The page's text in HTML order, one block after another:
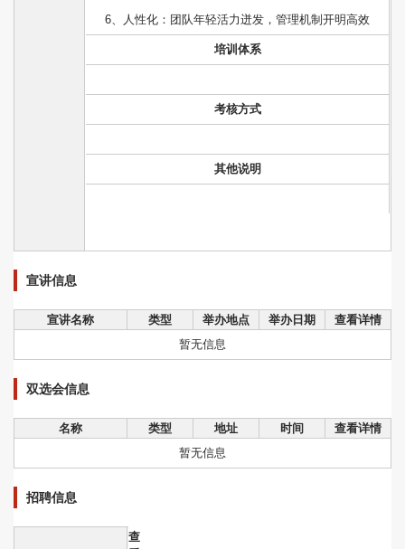
6、人性化：团队年轻活力迸发，管理机制开明高效
培训体系
考核方式
其他说明
宣讲信息
宣讲名称 类型 举办地点 举办日期
查看详情
暂无信息
双选会信息
名称 类型 地址 时间
查看详情
暂无信息
招聘信息
查